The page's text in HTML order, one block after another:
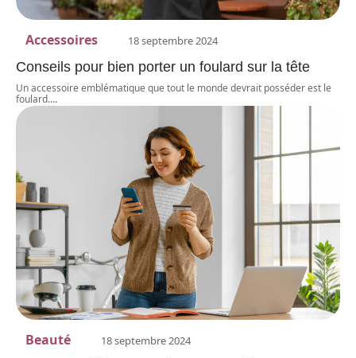
Accessoires 18 septembre 2024
Conseils pour bien porter un foulard sur la tête
Un accessoire emblématique que tout le monde devrait posséder est le
foulard.…
Beauté 18 septembre 2024